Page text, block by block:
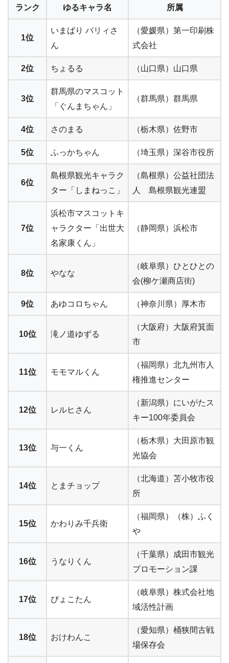
ランク ゆるキャラ名 所属
1位
いまばり バリィさ
ん
（愛媛県）第一印刷株
式会社
2位 ちょるる （山口県）山口県
3位
群馬県のマスコット
「ぐんまちゃん」
（群馬県）群馬県
4位 さのまる （栃木県）佐野市
5位 ふっかちゃん （埼玉県）深谷市役所
6位
島根県観光キャラク
ター「しまねっこ」
（島根県）公益社団法
人 島根県観光連盟
7位
浜松市マスコットキ
ャラクター「出世大
名家康くん」
（静岡県）浜松市
8位 やなな
（岐阜県）ひとひとの
会(柳ケ瀬商店街)
9位 あゆコロちゃん （神奈川県）厚木市
10位 滝ノ道ゆずる
（大阪府）大阪府箕面
市
11位 モモマルくん
（福岡県）北九州市人
権推進センター
12位 レルヒさん
（新潟県）にいがたス
キー100年委員会
13位 与一くん
（栃木県）大田原市観
光協会
14位 とまチョップ
（北海道）苫小牧市役
所
15位 かわりみ千兵衛
（福岡県）（株）ふく
や
16位 うなりくん
（千葉県）成田市観光
プロモーション課
17位 ぴょこたん
（岐阜県）株式会社地
域活性計画
18位 おけわんこ
（愛知県）桶狭間古戦
場保存会